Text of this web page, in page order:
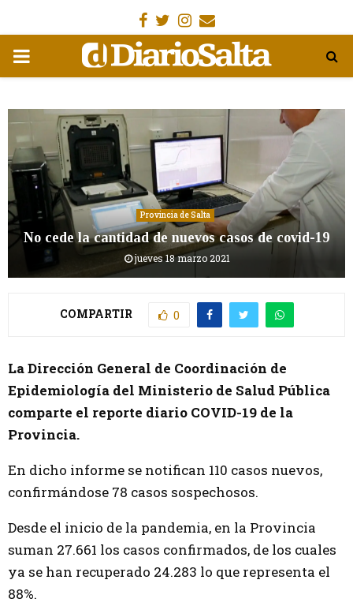
Facebook
Gorjeo
Instagram
Email
MENÚ
Provincia de Salta
No cede la cantidad de nuevos casos de covid-19
jueves 18 marzo 2021
COMPARTIR 0
La Dirección General de Coordinación de
Epidemiología del Ministerio de Salud Pública
comparte el reporte diario COVID-19 de la
Provincia.
En dicho informe se notifican 110 casos nuevos,
confirmándose 78 casos sospechosos.
Desde el inicio de la pandemia, en la Provincia
suman 27.661 los casos confirmados, de los cuales
ya se han recuperado 24.283 lo que representa el
88%.